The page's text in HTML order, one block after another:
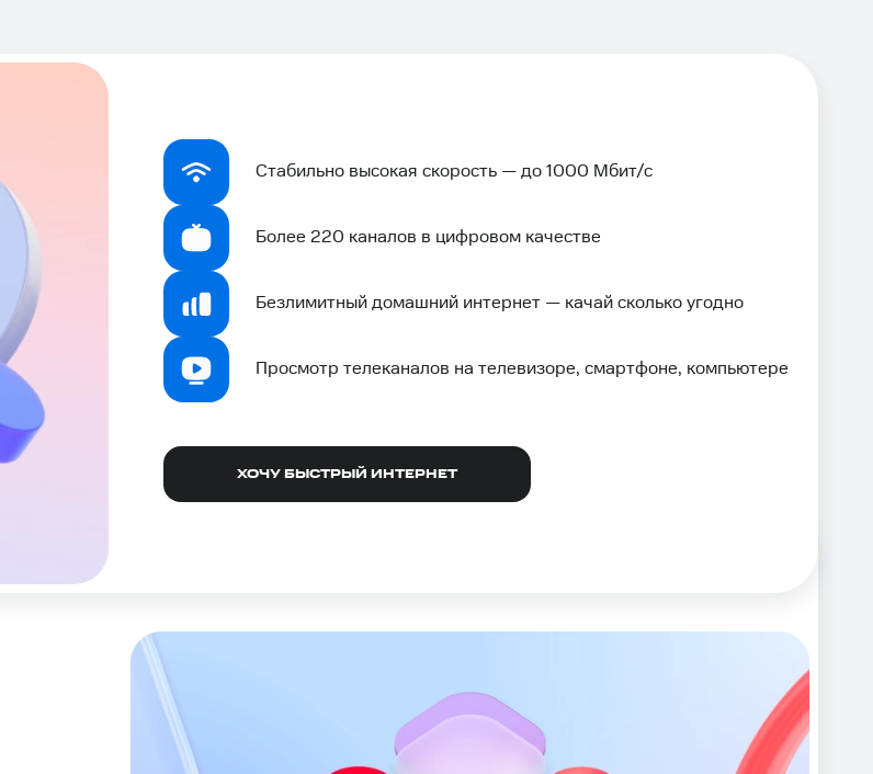
Стабильно высокая скорость — до 1000 Мбит/с
Более 220 каналов в цифровом качестве
Безлимитный домашний интернет — качай сколько угодно
Просмотр телеканалов на телевизоре, смартфоне, компьютере
ХОЧУ БЫСТРЫЙ ИНТЕРНЕТ